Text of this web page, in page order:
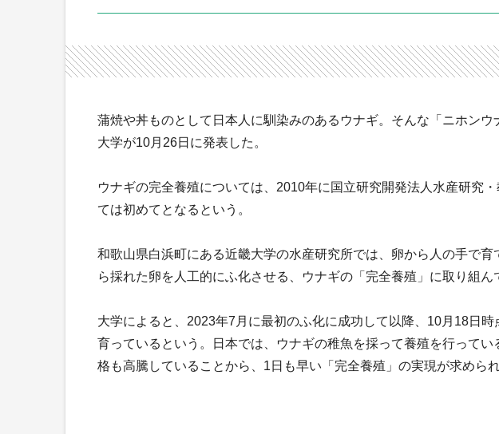
蒲焼や丼ものとして日本人に馴染みのあるウナギ。そんな「ニホン
大学が10月26日に発表した。
ウナギの完全養殖については、2010年に国立研究開発法人水産研究
ては初めてとなるという。
和歌山県白浜町にある近畿大学の水産研究所では、卵から人の手で
ら採れた卵を人工的にふ化させる、ウナギの「完全養殖」に取り組ん
大学によると、2023年7月に最初のふ化に成功して以降、10月18日
育っているという。日本では、ウナギの稚魚を採って養殖を行って
格も高騰していることから、1日も早い「完全養殖」の実現が求められ